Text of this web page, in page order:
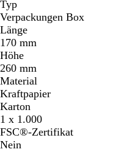
Typ
Verpackungen Box
Länge
170 mm
Höhe
260 mm
Material
Kraftpapier
Karton
1 x 1.000
FSC®-Zertifikat
Nein